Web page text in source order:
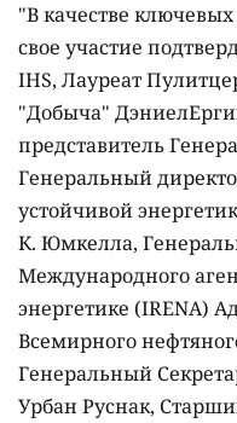
"В качестве
свое участие
IHS, Лауреат
"Добыча"
представитель
Генеральный
устойчивой
К. Юмкелла,
Международного
энергетике (IRENA)
Всемирного
Генеральный
Урбан Руснак,